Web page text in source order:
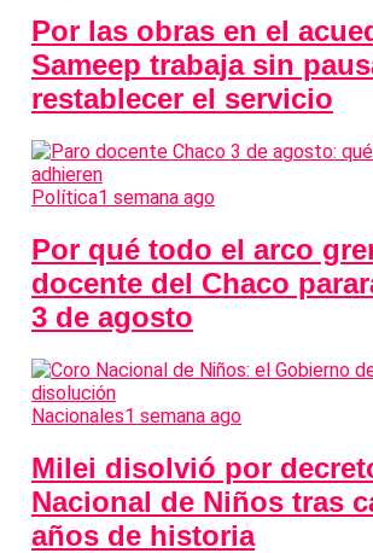
Por las obras en el
Sameep trabaja sin
restablecer el servicio
Política1 semana ago
Por qué todo el arco
docente del Chaco
3 de agosto
Nacionales1 semana ago
Milei disolvió por
Nacional de Niños tras
años de historia